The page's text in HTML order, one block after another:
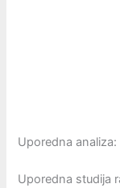
Uporedna
Uporedna studija